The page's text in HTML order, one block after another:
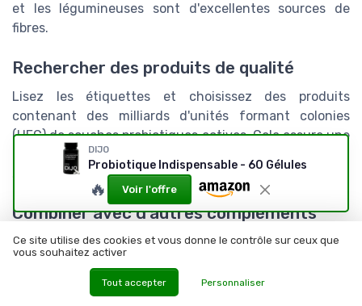
et les légumineuses sont d'excellentes sources de
fibres.
Rechercher des produits de qualité
Lisez les étiquettes et choisissez des produits
contenant des milliards d'unités formant colonies
(UFC) de souches probiotiques actives. Cela assure une
concentration suffisante pour avoir un effet significatif
sur vos ballonnements et votre santé intestinale.
Combiner avec d'autres compléments
alimentaires
Vous pouvez également associer les probiotiques avec
d'autres compléments alimentaires comme les
prébiotiques pour maximiser leurs bénéfices. Les
DIJO
Probiotique Indispensable - 60 Gélules
🔥 Voir l'offre
Ce site utilise des cookies et vous donne le contrôle sur ceux que
vous souhaitez activer
Tout accepter Personnaliser